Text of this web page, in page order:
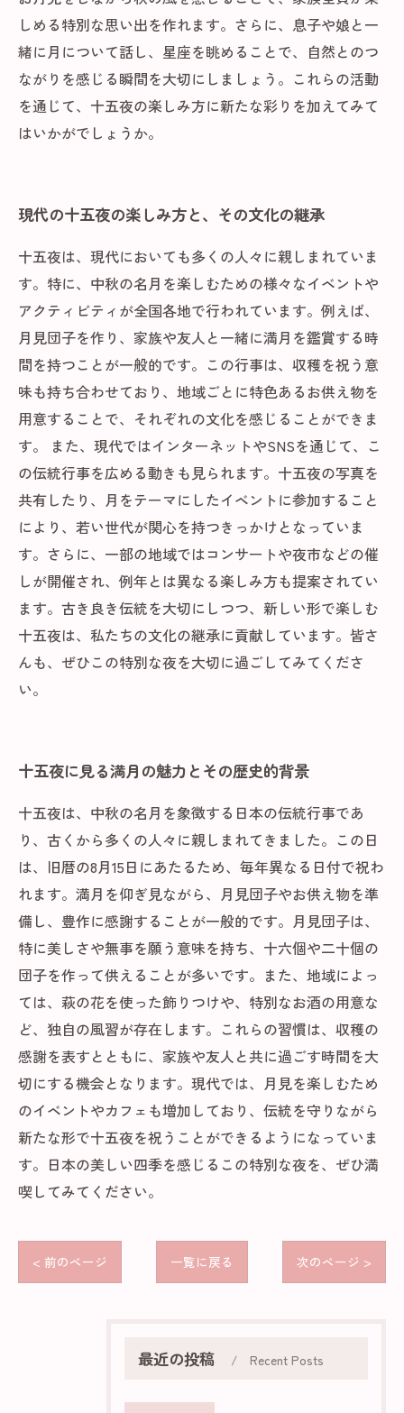
しめる特別な思い出を作れます。さらに、息子や娘と一
緒に月について話し、星座を眺めることで、自然とのつ
ながりを感じる瞬間を大切にしましょう。これらの活動
を通じて、十五夜の楽しみ方に新たな彩りを加えてみて
はいかがでしょうか。
現代の十五夜の楽しみ方と、その文化の継承
十五夜は、現代においても多くの人々に親しまれていま
す。特に、中秋の名月を楽しむための様々なイベントや
アクティビティが全国各地で行われています。例えば、
月見団子を作り、家族や友人と一緒に満月を鑑賞する時
間を持つことが一般的です。この行事は、収穫を祝う意
味も持ち合わせており、地域ごとに特色あるお供え物を
用意することで、それぞれの文化を感じることができま
す。 また、現代ではインターネットやSNSを通じて、こ
の伝統行事を広める動きも見られます。十五夜の写真を
共有したり、月をテーマにしたイベントに参加すること
により、若い世代が関心を持つきっかけとなっていま
す。さらに、一部の地域ではコンサートや夜市などの催
しが開催され、例年とは異なる楽しみ方も提案されてい
ます。古き良き伝統を大切にしつつ、新しい形で楽しむ
十五夜は、私たちの文化の継承に貢献しています。皆さ
んも、ぜひこの特別な夜を大切に過ごしてみてくださ
い。
十五夜に見る満月の魅力とその歴史的背景
十五夜は、中秋の名月を象徴する日本の伝統行事であ
り、古くから多くの人々に親しまれてきました。この日
は、旧暦の8月15日にあたるため、毎年異なる日付で祝わ
れます。満月を仰ぎ見ながら、月見団子やお供え物を準
備し、豊作に感謝することが一般的です。月見団子は、
特に美しさや無事を願う意味を持ち、十六個や二十個の
団子を作って供えることが多いです。また、地域によっ
ては、萩の花を使った飾りつけや、特別なお酒の用意な
ど、独自の風習が存在します。これらの習慣は、収穫の
感謝を表すとともに、家族や友人と共に過ごす時間を大
切にする機会となります。現代では、月見を楽しむため
のイベントやカフェも増加しており、伝統を守りながら
新たな形で十五夜を祝うことができるようになっていま
す。日本の美しい四季を感じるこの特別な夜を、ぜひ満
喫してみてください。
< 前のページ 一覧に戻る 次のページ >
最近の投稿 Recent Posts